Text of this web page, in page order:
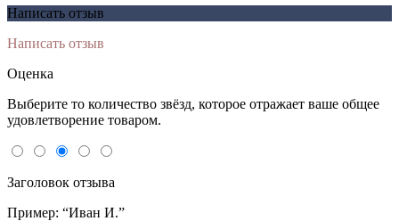
Написать отзыв
Написать отзыв
Оценка
Выберите то количество звёзд, которое отражает ваше общее
удовлетворение товаром.
Заголовок отзыва
Пример: “Иван И.”